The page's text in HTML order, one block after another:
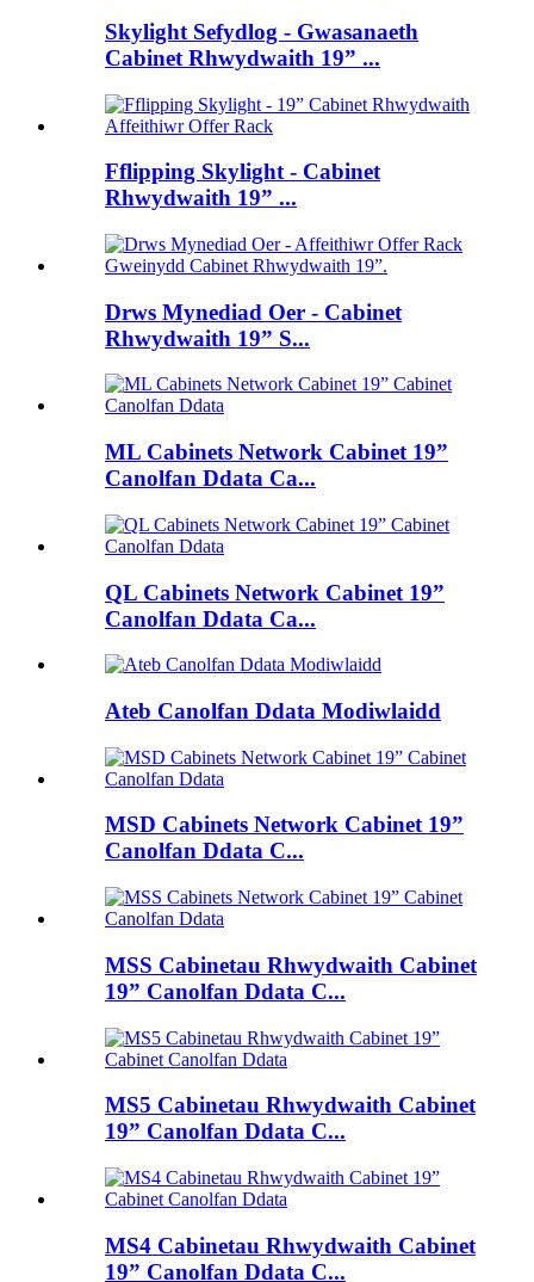
Skylight Sefydlog - Gwasanaeth
Cabinet Rhwydwaith 19” ...
Fflipping Skylight - Cabinet
Rhwydwaith 19” ...
Drws Mynediad Oer - Cabinet
Rhwydwaith 19” S...
ML Cabinets Network Cabinet 19”
Canolfan Ddata Ca...
QL Cabinets Network Cabinet 19”
Canolfan Ddata Ca...
Ateb Canolfan Ddata Modiwlaidd
MSD Cabinets Network Cabinet 19”
Canolfan Ddata C...
MSS Cabinetau Rhwydwaith Cabinet
19” Canolfan Ddata C...
MS5 Cabinetau Rhwydwaith Cabinet
19” Canolfan Ddata C...
MS4 Cabinetau Rhwydwaith Cabinet
19” Canolfan Ddata C...